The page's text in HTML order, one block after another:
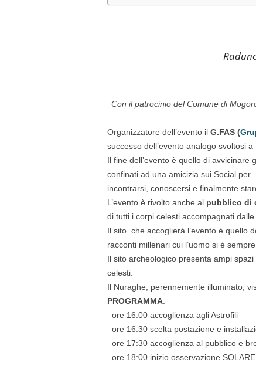
Con il patrocinio del Comune di
Organizzatore dell’evento il G.FAS (
successo dell’evento analogo svoltosi
Il fine dell’evento è quello di
confinati ad una amicizia sui Social per
incontrarsi, conoscersi e finalmente
L’evento è rivolto anche al pubblico di
di tutti i corpi celesti accompagnati
Il sito che accoglierà l’evento è quello
racconti millenari cui l’uomo si è
Il sito archeologico presenta ampi
celesti.
Il Nuraghe, perennemente illuminato,
PROGRAMMA:
ore 16:00 accoglienza agli Astrofili
ore 16:30 scelta postazione e
ore 17:30 accoglienza al pubblico e
ore 18:00 inizio osservazione SOLARE